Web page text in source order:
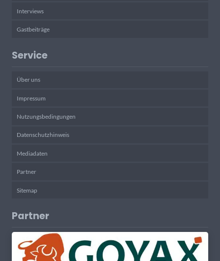
Interviews
Gastbeiträge
Service
Über uns
Impressum
Nutzungsbedingungen
Datenschutzhinweis
Mediadaten
Partner
Sitemap
Partner